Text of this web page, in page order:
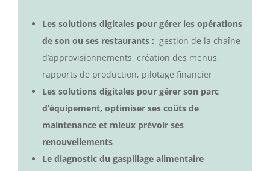
Les solutions digitales pour gérer les opérations
de son ou ses restaurants : gestion de la chaîne
d’approvisionnements, création des menus,
rapports de production, pilotage financier
Les solutions digitales pour gérer son parc
d’équipement, optimiser ses coûts de
maintenance et mieux prévoir ses
renouvellements
Le diagnostic du gaspillage alimentaire